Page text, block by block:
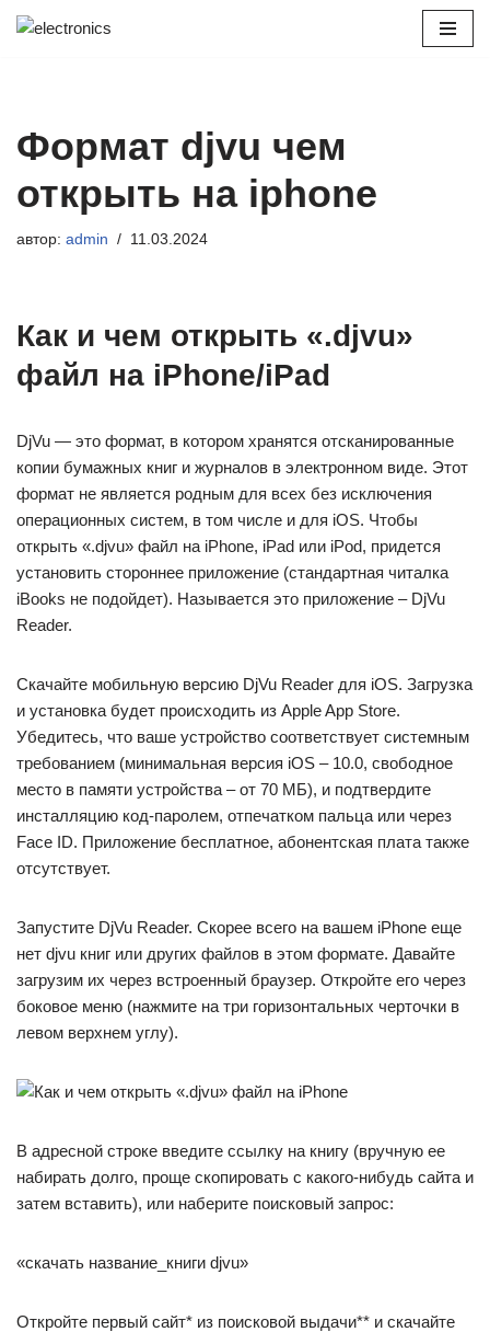
Формат djvu чем
открыть на iphone
автор: admin 11.03.2024
Как и чем открыть «.djvu»
файл на iPhone/iPad
DjVu — это формат, в котором хранятся отсканированные
копии бумажных книг и журналов в электронном виде. Этот
формат не является родным для всех без исключения
операционных систем, в том числе и для iOS. Чтобы
открыть «.djvu» файл на iPhone, iPad или iPod, придется
установить стороннее приложение (стандартная читалка
iBooks не подойдет). Называется это приложение – DjVu
Reader.
Скачайте мобильную версию DjVu Reader для iOS. Загрузка
и установка будет происходить из Apple App Store.
Убедитесь, что ваше устройство соответствует системным
требованием (минимальная версия iOS – 10.0, свободное
место в памяти устройства – от 70 МБ), и подтвердите
инсталляцию код-паролем, отпечатком пальца или через
Face ID. Приложение бесплатное, абонентская плата также
отсутствует.
Запустите DjVu Reader. Скорее всего на вашем iPhone еще
нет djvu книг или других файлов в этом формате. Давайте
загрузим их через встроенный браузер. Откройте его через
боковое меню (нажмите на три горизонтальных черточки в
левом верхнем углу).
В адресной строке введите ссылку на книгу (вручную ее
набирать долго, проще скопировать с какого-нибудь сайта и
затем вставить), или наберите поисковый запрос:
«скачать название_книги djvu»
Откройте первый сайт* из поисковой выдачи** и скачайте